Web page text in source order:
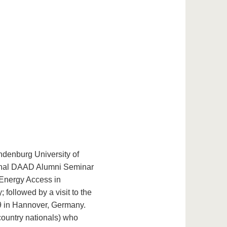
University of
DAAD Alumni Seminar
Access in
followed by a visit to the
in Hannover, Germany.
nationals) who